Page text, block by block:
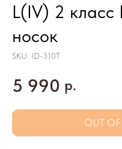
L(IV) 2
носок
SKU: ID-310T
5 990 р.
OUT